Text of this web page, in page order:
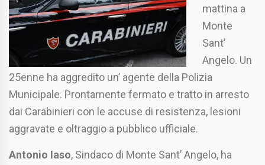
mattina a
Monte
Sant’
Angelo. Un
25enne ha aggredito un’ agente della Polizia
Municipale. Prontamente fermato e tratto in arresto
dai Carabinieri con le accuse di resistenza, lesioni
aggravate e oltraggio a pubblico ufficiale.
Antonio Iaso, Sindaco di Monte Sant’ Angelo, ha